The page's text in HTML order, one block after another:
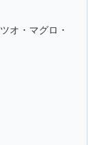
オ・マグロ・